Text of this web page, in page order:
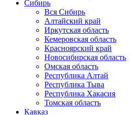
Сибирь
Вся Сибирь
Алтайский край
Иркутская область
Кемеровская область
Красноярский край
Новосибирская область
Омская область
Республика Алтай
Республика Тыва
Республика Хакасия
Томская область
Кавказ